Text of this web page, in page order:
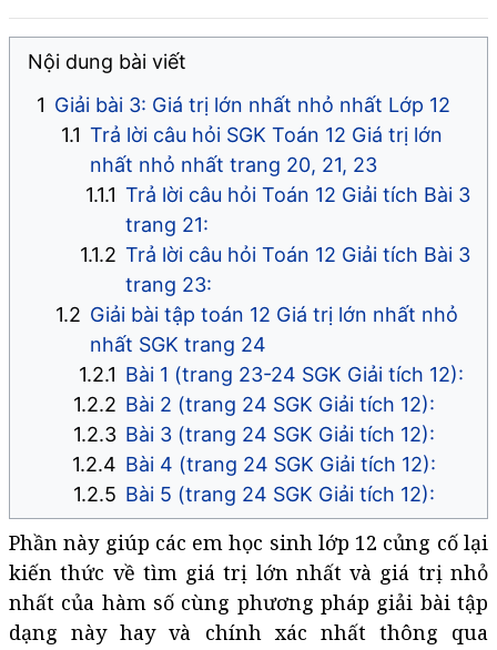
Nội dung bài viết
Giải bài 3: Giá trị lớn nhất nhỏ nhất Lớp 12
Trả lời câu hỏi SGK Toán 12 Giá trị lớn
nhất nhỏ nhất trang 20, 21, 23
Trả lời câu hỏi Toán 12 Giải tích Bài 3
trang 21:
Trả lời câu hỏi Toán 12 Giải tích Bài 3
trang 23:
Giải bài tập toán 12 Giá trị lớn nhất nhỏ
nhất SGK trang 24
Bài 1 (trang 23-24 SGK Giải tích 12):
Bài 2 (trang 24 SGK Giải tích 12):
Bài 3 (trang 24 SGK Giải tích 12):
Bài 4 (trang 24 SGK Giải tích 12):
Bài 5 (trang 24 SGK Giải tích 12):
Phần này giúp các em học sinh lớp 12 củng cố lại
kiến thức về tìm giá trị lớn nhất và giá trị nhỏ
nhất của hàm số cùng phương pháp giải bài tập
dạng này hay và chính xác nhất thông qua